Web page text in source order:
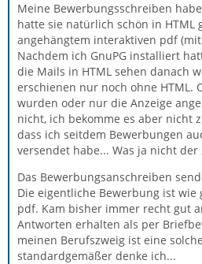
Meine Bewerbungsschreiben
hatte sie natürlich schön in HTML
angehängtem interaktiven pdf
Nachdem ich GnuPG installiert
die Mails in HTML sehen danach
erschienen nur noch ohne HTML.
wurden oder nur die Anzeige
nicht, ich bekomme es aber nicht
dass ich seitdem Bewerbungen
versendet habe... Was ja nicht der
Das Bewerbungsanschreiben
Die eigentliche Bewerbung ist wie
pdf. Kam bisher immer recht gut
Antworten erhalten als per
meinen Berufszweig ist eine
standardgemäßer denke ich...